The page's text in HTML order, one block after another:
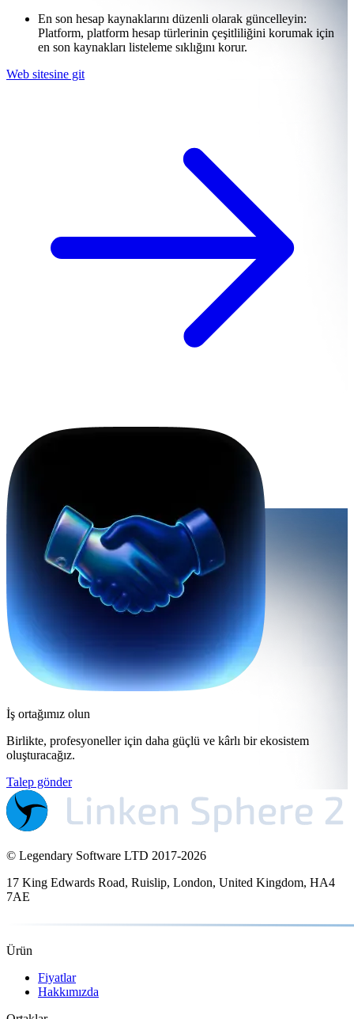
En son hesap kaynaklarını düzenli olarak güncelleyin:
Platform, platform hesap türlerinin çeşitliliğini korumak için
en son kaynakları listeleme sıklığını korur.
Web sitesine git
İş ortağımız olun
Birlikte, profesyoneller için daha güçlü ve kârlı bir ekosistem
oluşturacağız.
Talep gönder
© Legendary Software LTD 2017-2026
17 King Edwards Road, Ruislip, London, United Kingdom, HA4
7AE
Ürün
Fiyatlar
Hakkımızda